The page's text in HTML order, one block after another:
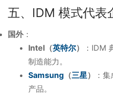
五、IDM 模式代表
国外 ：
Intel（英特尔）
：IDM
制造能力。
Samsung（三星）
：
产品。